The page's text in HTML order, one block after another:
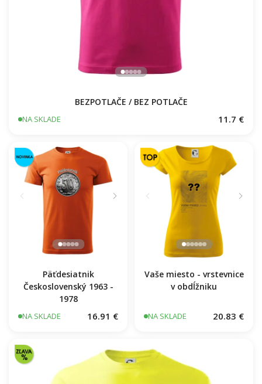
BEZPOTLAČE / BEZ POTLAČE
NA SKLADE 11.7 €
Päťdesiatnik
Československý 1963 -
1978
NA SKLADE 16.91 €
Vaše miesto - vrstevnice
v obdĺžniku
NA SKLADE 20.83 €